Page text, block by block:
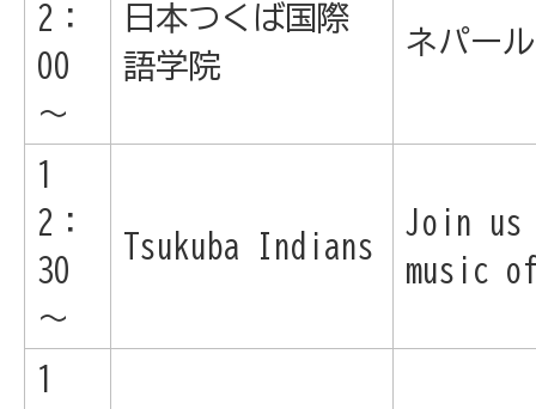
2：
00
～
日本つくば国際
語学院
ネパー
1
2：
30
～
Tsukuba Indians
Join us
music
1